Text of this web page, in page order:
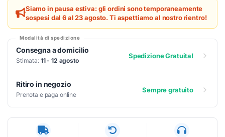
Siamo in pausa estiva: gli ordini sono temporaneamente
sospesi dal 6 al 23 agosto. Ti aspettiamo al nostro rientro!
Modalità di spedizione
Consegna a domicilio
Stimata: 11 - 12 agosto
Spedizione Gratuita!
Ritiro in negozio
Prenota e paga online
Sempre gratuito